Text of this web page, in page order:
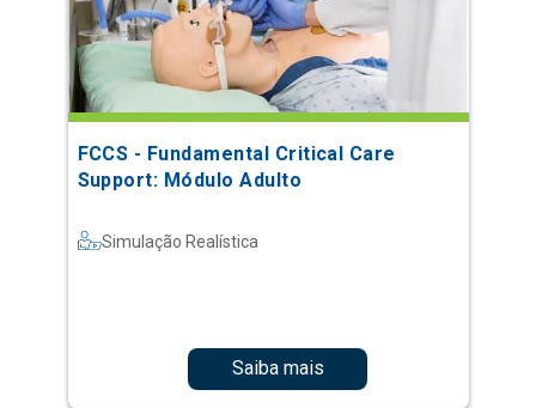
FCCS - Fundamental Critical Care
Support: Módulo Adulto
Simulação Realística
Saiba mais